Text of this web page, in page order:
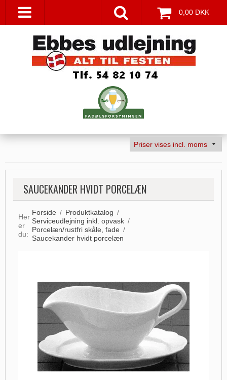
0,00 DKK
SAUCEKANDER HVIDT PORCELÆN
Her
er
du:
Forside / Produktkatalog /
Serviceudlejning inkl. opvask /
Porcelæn/rustfri skåle, fade /
Saucekander hvidt porcelæn